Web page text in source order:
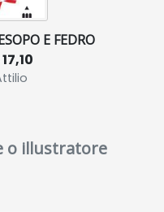
E FEDRO
o illustratore